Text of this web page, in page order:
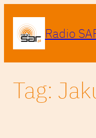
treści
Radio
Tag: